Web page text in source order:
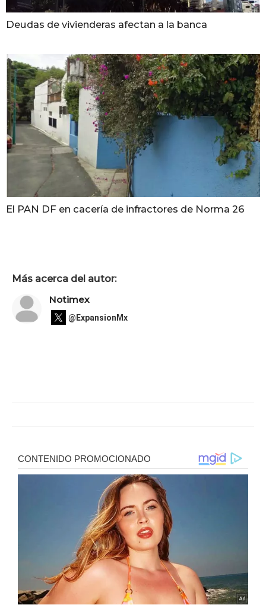
Deudas de vivienderas afectan a la banca
El PAN DF en cacería de infractores de Norma 26
Más acerca del autor:
Notimex
@ExpansionMx